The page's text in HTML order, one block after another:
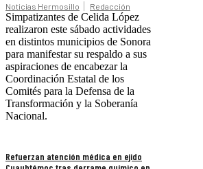
Noticias Hermosillo Redacción
Simpatizantes de Celida López
realizaron este sábado actividades
en distintos municipios de Sonora
para manifestar su respaldo a sus
aspiraciones de encabezar la
Coordinación Estatal de los
Comités para la Defensa de la
Transformación y la Soberanía
Nacional.
Refuerzan atención médica en ejido